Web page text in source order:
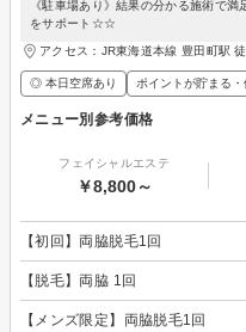
《駐車場あり》結果の分かる施術で
をサポート☆☆
アクセス：JR東海道本線 豊田町駅
◎ 本日空席あり ポイントが貯まる・
メニュー別参考価格
フェイシャルエステ
￥8,800～
【初回】両脇脱毛1回
【脱毛】両脇 1回
【メンズ限定】両脇脱毛1回